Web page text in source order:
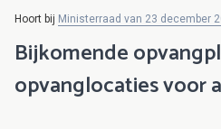
Hoort bij Ministerraad van 23 december
Bijkomende
opvanglocaties voor